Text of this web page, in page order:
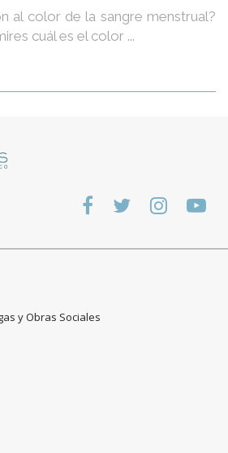
al color de la sangre menstrual?
cuál es el color ...
y Obras Sociales